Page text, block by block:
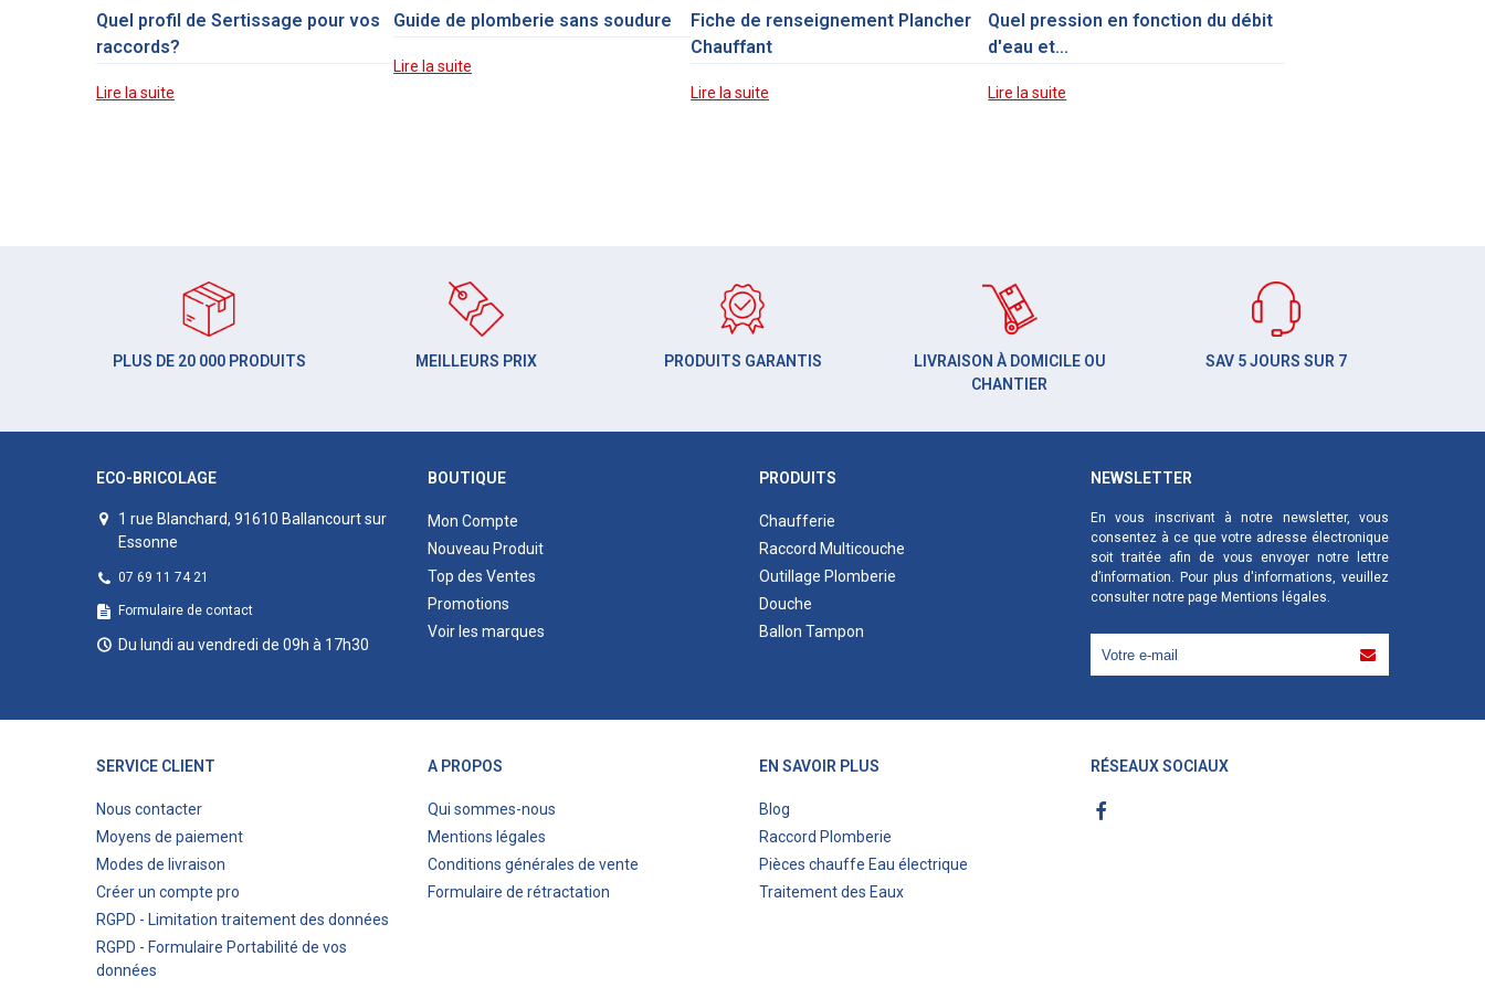
Quel profil de Sertissage pour vos
raccords?
Lire la suite
Guide de plomberie sans soudure
Lire la suite
Fiche de renseignement Plancher
Chauffant
Lire la suite
Quel pression en fonction du débit
d'eau et...
Lire la suite
PLUS DE 20 000 PRODUITS MEILLEURS PRIX PRODUITS GARANTIS
LIVRAISON À DOMICILE OU
CHANTIER
SAV 5 JOURS SUR 7
ECO-BRICOLAGE
1 rue Blanchard, 91610 Ballancourt sur
Essonne
07 69 11 74 21
Formulaire de contact
Du lundi au vendredi de 09h à 17h30
BOUTIQUE
Mon Compte
Nouveau Produit
Top des Ventes
Promotions
Voir les marques
PRODUITS
Chaufferie
Raccord Multicouche
Outillage Plomberie
Douche
Ballon Tampon
NEWSLETTER
En vous inscrivant à notre newsletter, vous
consentez à ce que votre adresse électronique
soit traitée afin de vous envoyer notre lettre
d’information. Pour plus d'informations, veuillez
consulter notre page Mentions légales.
SERVICE CLIENT
Nous contacter
Moyens de paiement
Modes de livraison
Créer un compte pro
RGPD - Limitation traitement des données
RGPD - Formulaire Portabilité de vos
données
A PROPOS
Qui sommes-nous
Mentions légales
Conditions générales de vente
Formulaire de rétractation
EN SAVOIR PLUS
Blog
Raccord Plomberie
Pièces chauffe Eau électrique
Traitement des Eaux
RÉSEAUX SOCIAUX